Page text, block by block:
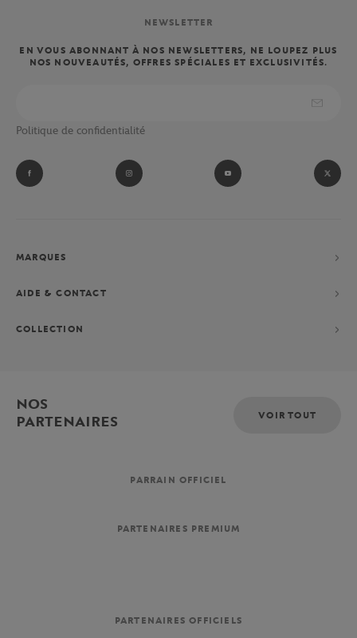
NEWSLETTER
EN VOUS ABONNANT À NOS NEWSLETTERS, NE LOUPEZ PLUS
NOS NOUVEAUTÉS, OFFRES SPÉCIALES ET EXCLUSIVITÉS.
Politique de confidentialité
MARQUES
AIDE & CONTACT
COLLECTION
NOS
PARTENAIRES
VOIR TOUT
PARRAIN OFFICIEL
PARTENAIRES PREMIUM
PARTENAIRES OFFICIELS